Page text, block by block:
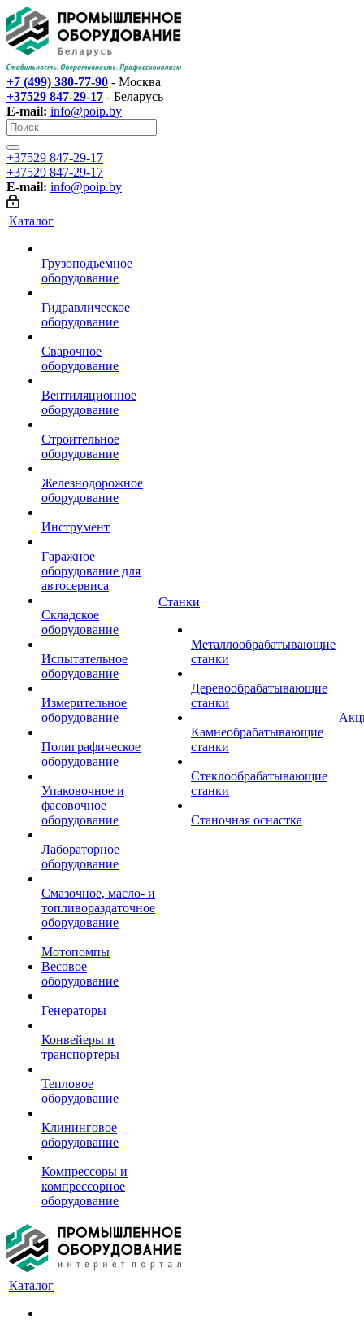
+7 (499) 380-77-90 - Москва
+37529 847-29-17‬ - Беларусь
E-mail: info@poip.by
+37529 847-29-17‬
+37529 847-29-17‬
E-mail: info@poip.by
Каталог
Грузоподъемное
оборудование
Гидравлическое
оборудование
Сварочное
оборудование
Вентиляционное
оборудование
Строительное
оборудование
Железнодорожное
оборудование
Инструмент
Гаражное
оборудование для
автосервиса
Складское
оборудование
Испытательное
оборудование
Измерительное
оборудование
Полиграфическое
оборудование
Упаковочное и
фасовочное
оборудование
Лабораторное
оборудование
Смазочное, масло- и
топливораздаточное
оборудование
Мотопомпы
Весовое
оборудование
Генераторы
Конвейеры и
транспортеры
Тепловое
оборудование
Клининговое
оборудование
Компрессоры и
компрессорное
оборудование
Станки
Металлообрабатывающие
станки
Деревообрабатывающие
станки
Камнеобрабатывающие
станки
Стеклообрабатывающие
станки
Станочная оснастка
Каталог